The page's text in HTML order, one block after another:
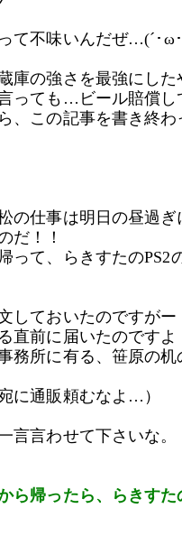
て不味いんだぜ…(´･ω
庫の強さを最強にした
っても…ビール賠償
、この記事を書き終
の仕事は明日の昼過
だ！！
って、らきすたのPS2
しておいたのですがー
直前に届いたのですよ
務所に有る、笹原の
に通販頼むなよ…）
言言わせて下さいな。
ら帰ったら、らきす